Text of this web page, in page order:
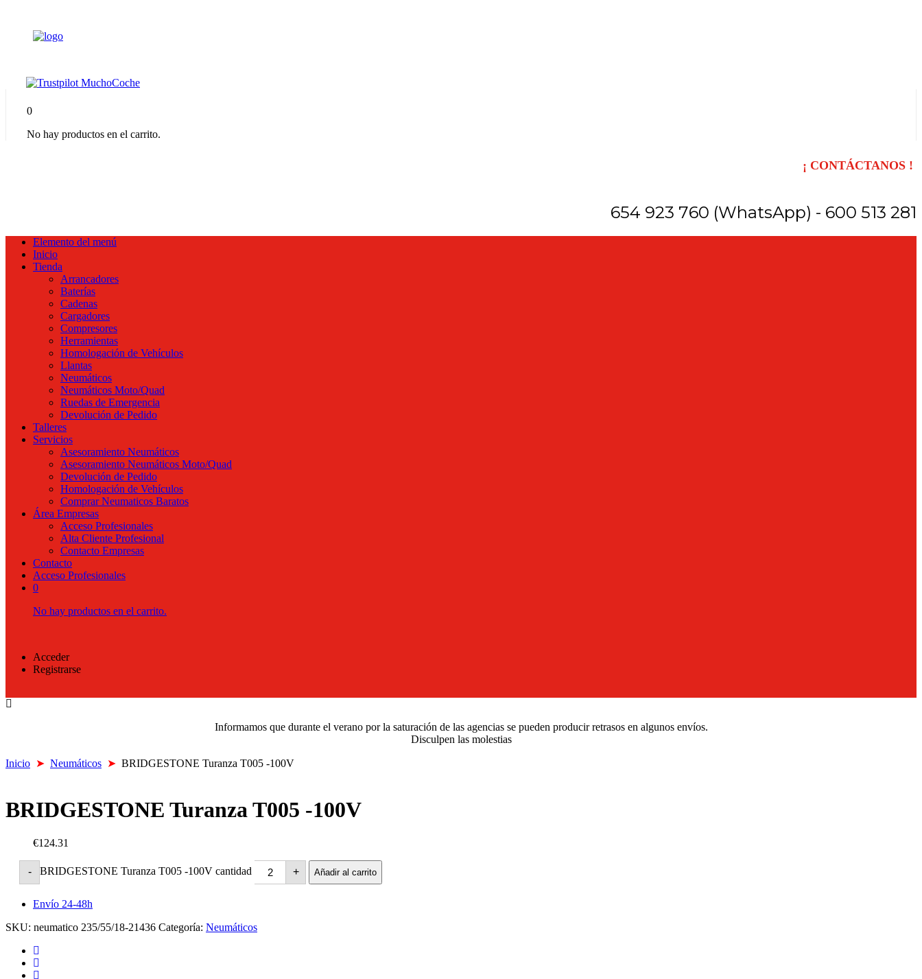
0
No hay productos en el carrito.
¡ CONTÁCTANOS !
654 923 760 (WhatsApp) - 600 513 281
Elemento del menú
Inicio
Tienda
Arrancadores
Baterías
Cadenas
Cargadores
Compresores
Herramientas
Homologación de Vehículos
Llantas
Neumáticos
Neumáticos Moto/Quad
Ruedas de Emergencia
Devolución de Pedido
Talleres
Servicios
Asesoramiento Neumáticos
Asesoramiento Neumáticos Moto/Quad
Devolución de Pedido
Homologación de Vehículos
Comprar Neumaticos Baratos
Área Empresas
Acceso Profesionales
Alta Cliente Profesional
Contacto Empresas
Contacto
Acceso Profesionales
0
No hay productos en el carrito.
Acceder
Registrarse
Informamos que durante el verano por la saturación de las agencias se pueden producir retrasos en algunos envíos.
Disculpen las molestias
Inicio ➤ Neumáticos ➤ BRIDGESTONE Turanza T005 -100V
BRIDGESTONE Turanza T005 -100V
€124.31
- BRIDGESTONE Turanza T005 -100V cantidad + Añadir al carrito
Envío 24-48h
SKU: neumatico 235/55/18-21436 Categoría: Neumáticos